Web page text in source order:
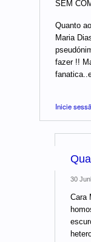
SEM
Quanto
Maria
fazer !!
Inicie
30
Cara